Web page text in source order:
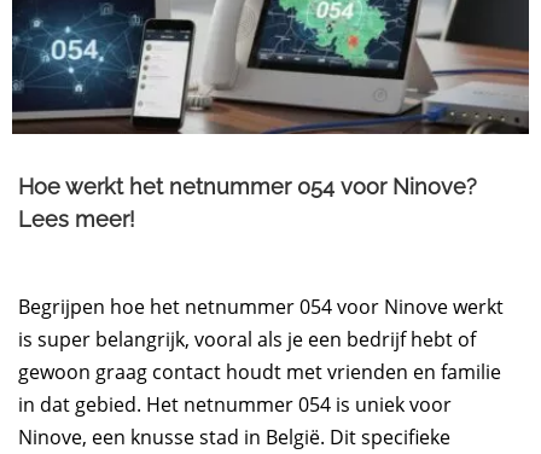
Hoe werkt het netnummer 054 voor Ninove?
Lees meer!
Begrijpen hoe het netnummer 054 voor Ninove werkt
is super belangrijk, vooral als je een bedrijf hebt of
gewoon graag contact houdt met vrienden en familie
in dat gebied. Het netnummer 054 is uniek voor
Ninove, een knusse stad in België. Dit specifieke